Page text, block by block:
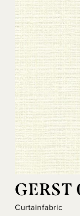
GERST
Curtainfabric